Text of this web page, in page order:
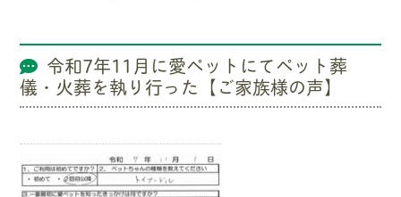
令和7年11月に愛ペットにてペット葬
儀・火葬を執り行った【ご家族様の声】